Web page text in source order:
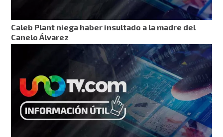
Caleb Plant niega haber insultado a la madre del
Canelo Álvarez